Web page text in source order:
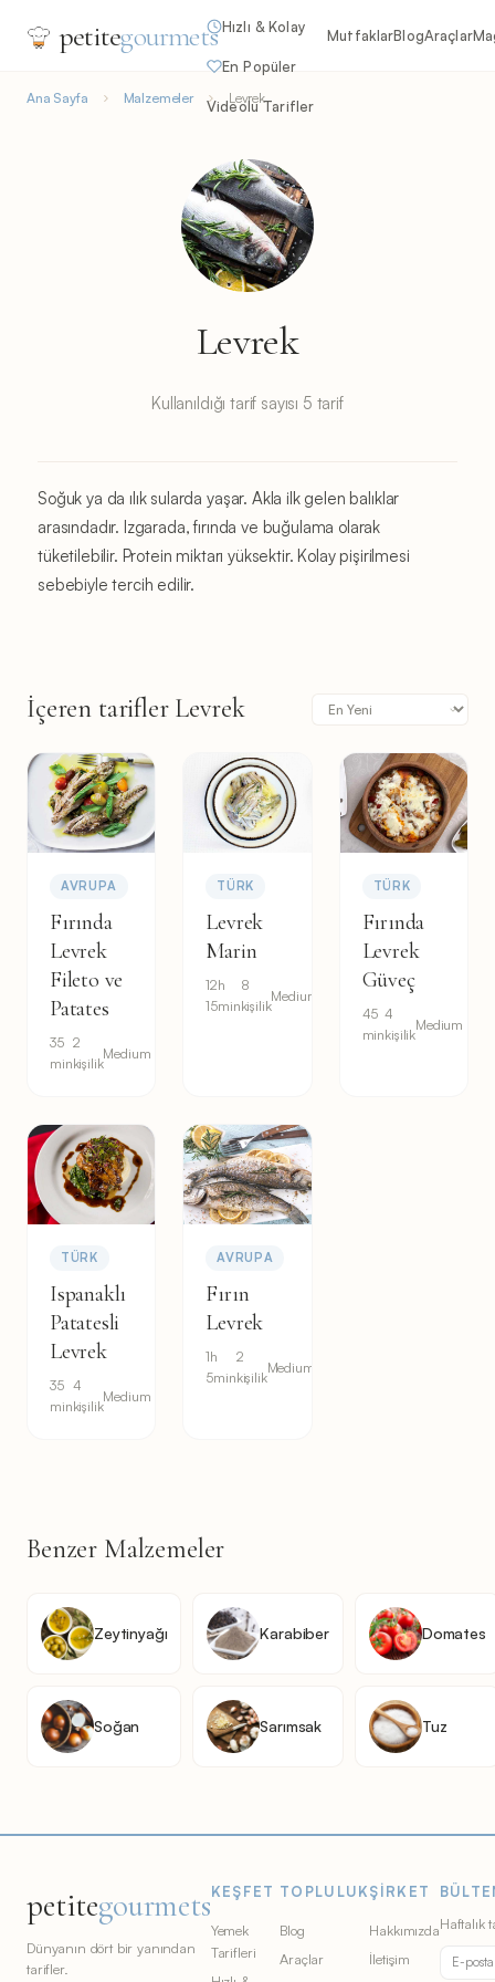
petitegourmets Hızlı & Kolay
En Popüler
Videolu Tarifler
MutfaklarBlogAraçlar
Ana Sayfa Malzemeler Levrek
Levrek
Kullanıldığı tarif sayısı 5 tarif
Soğuk ya da ılık sularda yaşar. Akla ilk gelen balıklar
arasındadır. Izgarada, fırında ve buğulama olarak
tüketilebilir. Protein miktarı yüksektir. Kolay pişirilmesi
sebebiyle tercih edilir.
İçeren tarifler Levrek
AVRUPA
Fırında
Levrek
Fileto ve
Patates
35
min
2
kişilik
Medium
TÜRK
Levrek
Marin
12h
15min
8
kişilik
Medium
TÜRK
Fırında
Levrek
Güveç
45
min
4
kişilik
Medium
TÜRK
Ispanaklı
Patatesli
Levrek
35
min
4
kişilik
Medium
AVRUPA
Fırın
Levrek
1h
5min
2
kişilik
Medium
Benzer Malzemeler
Zeytinyağı Karabiber Domates
Soğan Sarımsak Tuz
petitegourmets
Dünyanın dört bir yanından
tarifler.
KEŞFET
Yemek
Tarifleri
TOPLULUK
Blog
Araçlar
ŞIRKET
Hakkımızda
İletişim
Haftalık